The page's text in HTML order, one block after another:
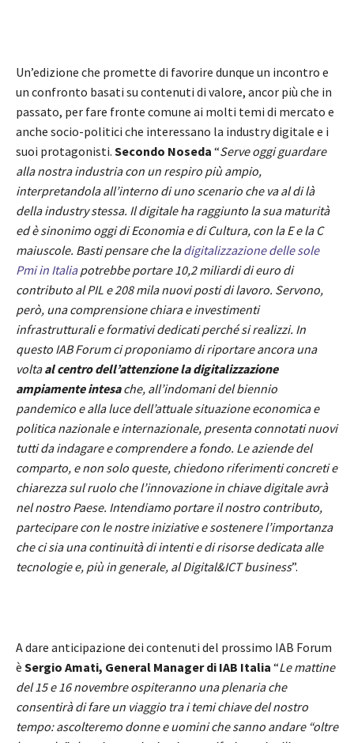
Un’edizione che promette di favorire dunque un incontro e
un confronto basati su contenuti di valore, ancor più che in
passato, per fare fronte comune ai molti temi di mercato e
anche socio-politici che interessano la industry digitale e i
suoi protagonisti. Secondo Noseda “Serve oggi guardare
alla nostra industria con un respiro più ampio,
interpretandola all’interno di uno scenario che va al di là
della industry stessa. Il digitale ha raggiunto la sua maturità
ed è sinonimo oggi di Economia e di Cultura, con la E e la C
maiuscole. Basti pensare che ladigitalizzazione delle sole
Pmi in Italiapotrebbe portare 10,2 miliardi di euro di
contributo al PIL e 208 mila nuovi posti di lavoro. Servono,
però, una comprensione chiara e investimenti
infrastrutturali e formativi dedicati perché si realizzi. In
questo IAB Forum ci proponiamo di riportare ancora una
voltaal centro dell’attenzione la digitalizzazione
ampiamente intesache, all’indomani del biennio
pandemico e alla luce dell’attuale situazione economica e
politica nazionale e internazionale, presenta connotati nuovi
tutti da indagare e comprendere a fondo. Le aziende del
comparto, e non solo queste, chiedono riferimenti concreti e
chiarezza sul ruolo che l’innovazione in chiave digitale avrà
nel nostro Paese. Intendiamo portare il nostro contributo,
partecipare con le nostre iniziative e sostenere l’importanza
che ci sia una continuità di intenti e di risorse dedicata alle
tecnologie e, più in generale, al Digital&ICT business”.
A dare anticipazione dei contenuti del prossimo IAB Forum
è Sergio Amati, General Manager di IAB Italia “Le mattine
del 15 e 16 novembre ospiteranno una plenaria che
consentirà di fare un viaggio tra i temi chiave del nostro
tempo: ascolteremo donne e uomini che sanno andare “oltre